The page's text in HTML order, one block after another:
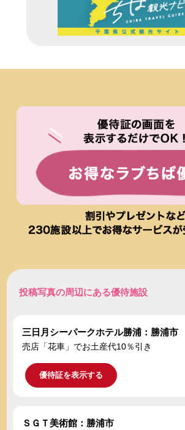
投稿写真の周辺にある優待施設
三日月シーパークホテル勝浦：勝浦市
売店「花車」でお土産代10％引き
優待証を表示する
ＳＧＴ美術館：勝浦市